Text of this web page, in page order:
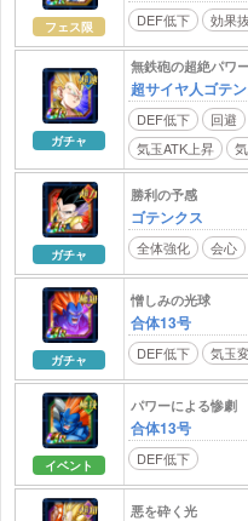
フェス限 DEF低下 効果
ガチャ
無鉄砲の超絶パワ
超サイヤ人ゴテ
DEF低下 回避
気玉ATK上昇
ガチャ
勝利の予感
ゴテンクス
全体強化 会心
ガチャ
憎しみの光球
合体13号
DEF低下 気玉
イベント
パワーによる惨劇
合体13号
DEF低下
悪を砕く光